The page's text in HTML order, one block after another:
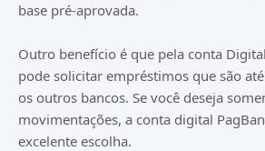
base pré-aprovada.
Outro benefício é que pela conta
pode solicitar empréstimos que são
os outros bancos. Se você deseja
movimentações, a conta digital
excelente escolha.